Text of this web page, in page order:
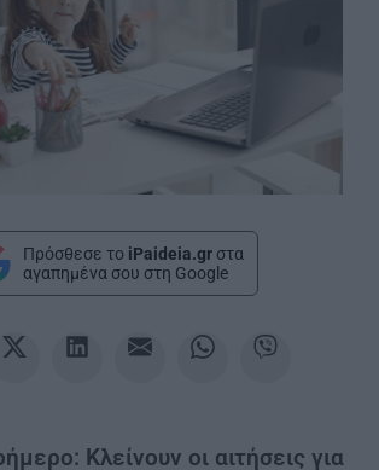
Πρόσθεσε το iPaideia.gr στα
αγαπημένα σου στη Google
Κλείνουν οι αιτήσεις για